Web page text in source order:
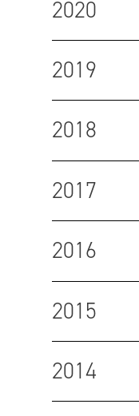
2020
2019
2018
2017
2016
2015
2014